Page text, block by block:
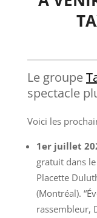
Le groupe
spectacle
Voici les
1er juillet
gratuit dans
Placette
(Montréal).
rassembleur,